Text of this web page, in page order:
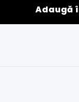
Adaugă